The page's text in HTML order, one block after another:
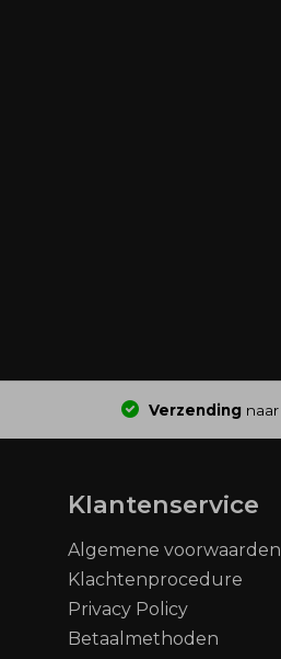
Verzending naar
Klantenservice
Algemene voorwaarden
Klachtenprocedure
Privacy Policy
Betaalmethoden